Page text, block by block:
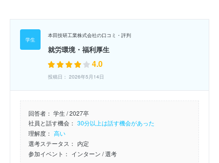
本田技研工業株式会社の口コミ・評判
就労環境・福利厚生
4.0
投稿日： 2026年5月14日
回答者： 学生 / 2027卒
社員と話す機会： 30分以上は話す機会があった
理解度： 高い
選考ステータス： 内定
参加イベント： インターン / 選考